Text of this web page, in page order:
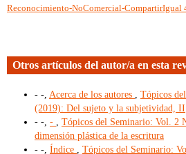
Reconocimiento-NoComercial-CompartirIgual
Otros artículos del autor/a en esta
- -, Acerca de los autores , Tópicos
(2019): Del sujeto y la subjetividad, II
- -, - , Tópicos del Seminario: Vol. 2
dimensión plástica de la escritura
- -, Índice , Tópicos del Seminario: